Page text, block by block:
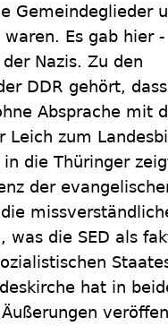
Gemeindeglieder
Es gab hier
Nazis. Zu den
DDR gehört,
Absprache mit
Leich zum
die Thüringer
der
die SED als
hat in